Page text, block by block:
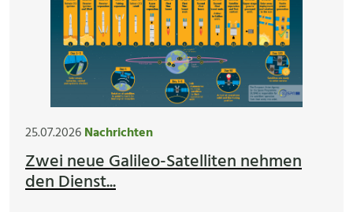
25.07.2026Nachrichten
Zwei neue Galileo-Satelliten nehmen
den Dienst...